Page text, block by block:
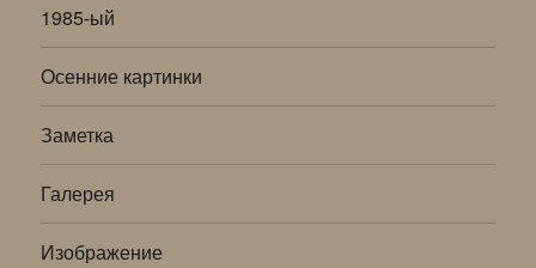
1985-ый
Осенние картинки
Заметка
Галерея
Изображение